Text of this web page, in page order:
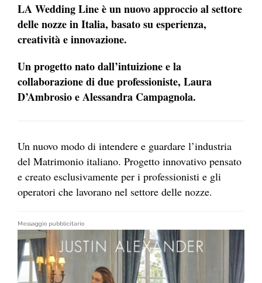
LA Wedding Line è un nuovo approccio al settore
delle nozze in Italia, basato su esperienza,
creatività e innovazione.
Un progetto nato dall’intuizione e la
collaborazione di due professioniste, Laura
D’Ambrosio e Alessandra Campagnola.
Un nuovo modo di intendere e guardare l’industria
del Matrimonio italiano. Progetto innovativo pensato
e creato esclusivamente per i professionisti e gli
operatori che lavorano nel settore delle nozze.
Messaggio pubblicitario